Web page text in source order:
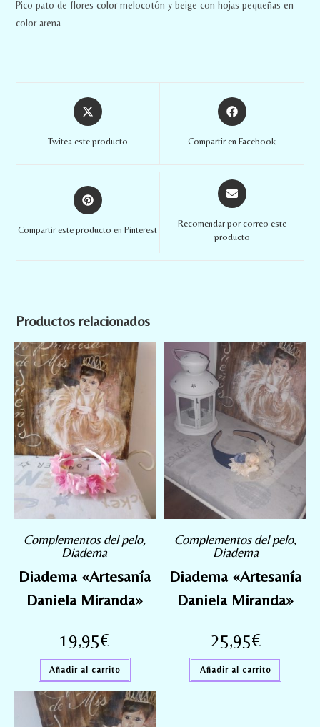
Pico pato de flores color melocotón y beige con hojas pequeñas en
color arena
Twitea este producto Compartir en Facebook
Compartir este producto en Pinterest
Recomendar por correo este
producto
Productos relacionados
Complementos del pelo,
Diadema
Diadema «Artesanía
Daniela Miranda»
19,95€
Añadir al carrito
Complementos del pelo,
Diadema
Diadema «Artesanía
Daniela Miranda»
25,95€
Añadir al carrito